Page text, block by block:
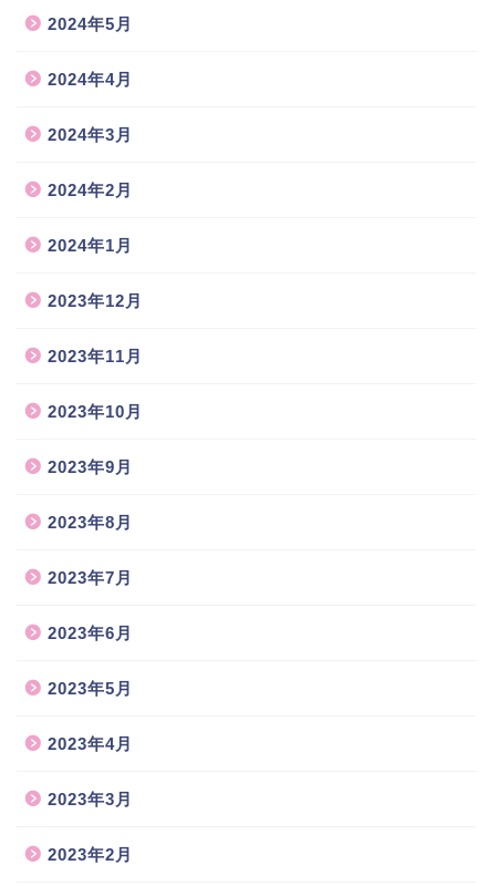
2024年5月
2024年4月
2024年3月
2024年2月
2024年1月
2023年12月
2023年11月
2023年10月
2023年9月
2023年8月
2023年7月
2023年6月
2023年5月
2023年4月
2023年3月
2023年2月